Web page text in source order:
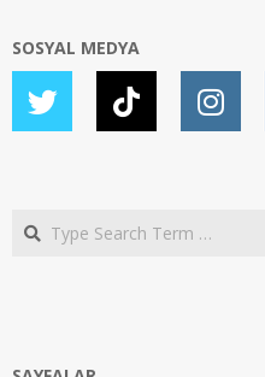
SOSYAL MEDYA
Search